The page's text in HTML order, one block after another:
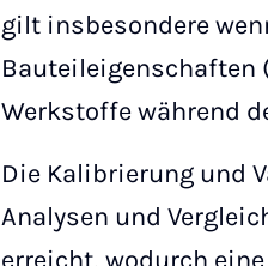
gilt insbesondere
Bauteileigenschaften
Werkstoffe während
Die Kalibrierung und
Analysen und